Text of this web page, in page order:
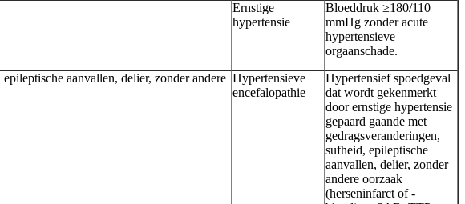
Ernstige
hypertensie
Bloeddruk ≥180/110
mmHg zonder acute
hypertensieve
orgaanschade.
aanvallen, delier, zonder andere Hypertensieve
encefalopathie
Hypertensief spoedgeval
dat wordt gekenmerkt
door ernstige hypertensie
gepaard gaande met
gedragsveranderingen,
sufheid, epileptische
aanvallen, delier, zonder
andere oorzaak
(herseninfarct of -